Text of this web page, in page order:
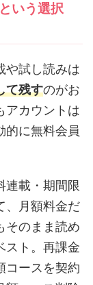
いう選択
や試し読みは
て残すのがお
アカウントは
的に無料会員
連載・期間限
、月額料金だ
そのまま読め
スト。再課金
コースを契約